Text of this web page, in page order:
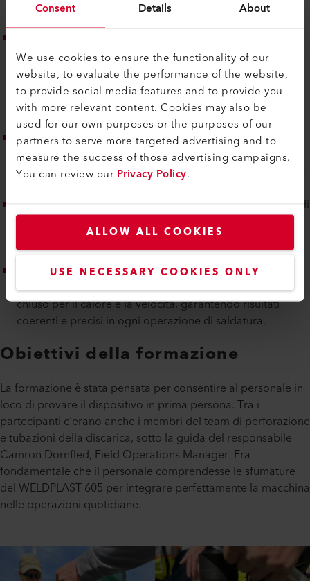
Consent Details About
We use cookies to ensure the functionality of our
website, to evaluate the performance of the website,
to provide social media features and to provide you
with more relevant content. Cookies may also be
used for our own purposes or the purposes of our
partners to serve more targeted advertising and to
measure the success of those advertising campaigns.
You can review ourPrivacy Policy.
ALLOW ALL COOKIES
USE NECESSARY COOKIES ONLY
familiarizzazione e integrazione nelle operazioni
WELDPLAST 605 supporta l'integrazione di sistemi di
registrazione dei dati, fornendo un monitoraggio
dettagliato e una documentazione dei parametri di
saldatura. Questo è fondamentale per il controllo della
qualità e la tracciabilità dei processi.
Interfacce facili da usare:L'interfaccia digitale del
WELDPLAST 605 è stata progettata per essere intuitiva,
consentendo un facile funzionamento e regolazione delle
Il dispositivo è dotato di
una robusta custodia priva di spigoli vivi, progettata per
evitare danni ai materiali e garantire un funzionamento
sicuro.
Controllo efficiente del calore e della velocità:
WELDPLAST 605 impiega sistemi di controllo ad anello
chiuso per il calore e la velocità, garantendo risultati
coerenti e precisi in ogni operazione di saldatura.
Obiettivi della formazione
La formazione è stata pensata per consentire al personale in
loco di provare il dispositivo in prima persona. Tra i
partecipanti c'erano anche i membri del team di perforazione
e tubazioni della discarica, sotto la guida del responsabile
Camron Dornfled, Field Operations Manager. Era
fondamentale che il personale comprendesse le sfumature
del WELDPLAST 605 per integrare perfettamente la macchina
nelle operazioni quotidiane.